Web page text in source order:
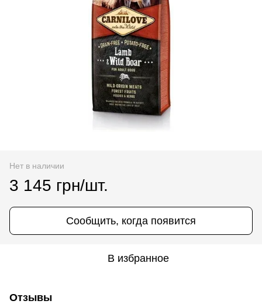
Нет в наличии
3 145 грн/шт.
Сообщить, когда появится
В избранное
Отзывы